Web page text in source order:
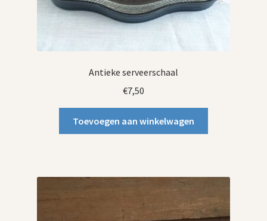
Antieke serveerschaal
€7,50
Toevoegen aan winkelwagen